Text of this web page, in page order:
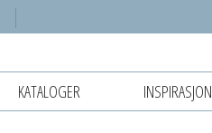
KATALOGER INSPIRASJON